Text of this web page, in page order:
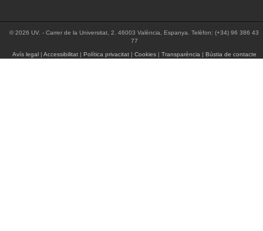
© 2026 UV. - Carrer de la Universitat, 2. 46003 València, Espanya. Telèfon: (+34) 96 386 43
77
Avís legal| Accessibilitat| Política privacitat| Cookies| Transparència | Bústia de contacte